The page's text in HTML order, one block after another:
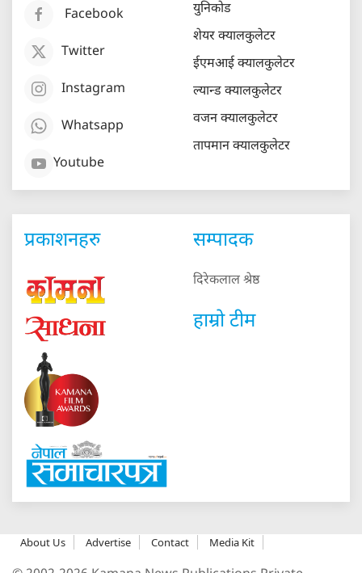
Facebook
Twitter
Instagram
Whatsapp
Youtube
युनिकोड
शेयर क्यालकुलेटर
ईएमआई क्यालकुलेटर
ल्यान्ड क्यालकुलेटर
वजन क्यालकुलेटर
तापमान क्यालकुलेटर
प्रकाशनहरु सम्पादक
दिरेकलाल श्रेष्ठ
हाम्रो टीम
About Us Advertise Contact Media Kit